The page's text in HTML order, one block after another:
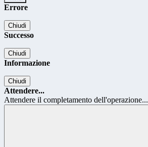
Errore
Chiudi
Successo
Chiudi
Informazione
Chiudi
Attendere...
Attendere il completamento dell'operazione...